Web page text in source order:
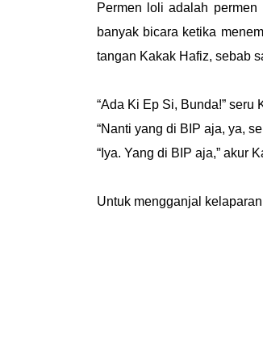
Permen loli adalah
banyak bicara ketika
tangan Kakak Hafiz, sebab
“Ada Ki Ep Si, Bunda!”
“Nanti yang di BIP aja, ya,
“Iya. Yang di BIP aja,” akur
Untuk mengganjal